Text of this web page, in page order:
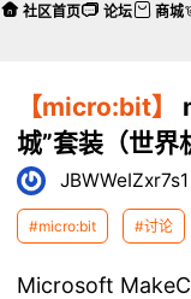
【micro:bit】
城”套装（世界
JBWWeIZxr7s1
#micro:bit #讨论
Microsoft
社区首页 论坛 商城